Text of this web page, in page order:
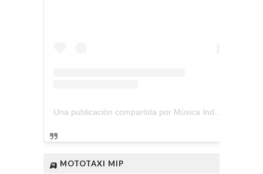
Una publicación compartida por Música Independiente Perú 🇵🇪 (@musica.independiente.peru)
🛺 MOTOTAXI MIP